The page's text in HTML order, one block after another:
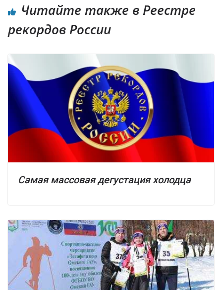
Читайте также в Реестре
рекордов России
Самая массовая дегустация холодца